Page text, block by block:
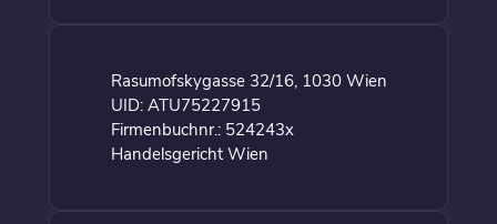
Rasumofskygasse 32/16, 1030 Wien
UID: ATU75227915
Firmenbuchnr.: 524243x
Handelsgericht Wien